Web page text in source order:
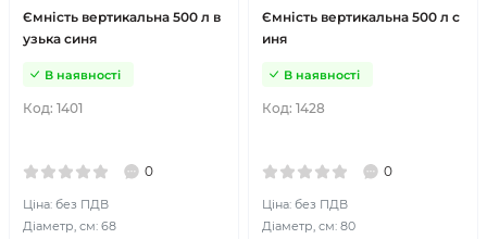
Ємність вертикальна 500 л в
узька синя
Код: 1401
В наявності
0
Ціна: без ПДВ
Діаметр, см: 68
Ємність вертикальна 500 л с
иня
Код: 1428
В наявності
0
Ціна: без ПДВ
Діаметр, см: 80